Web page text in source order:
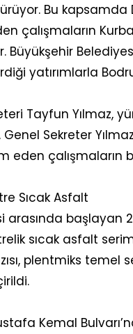
Bu kapsamda
çalışmaların
yatırımlarla
Tayfun Yılmaz,
Sekreter
eden çalışmaların
Sıcak Asfalt
arasında başlayan
sıcak asfalt
plentmiks temel
Kemal